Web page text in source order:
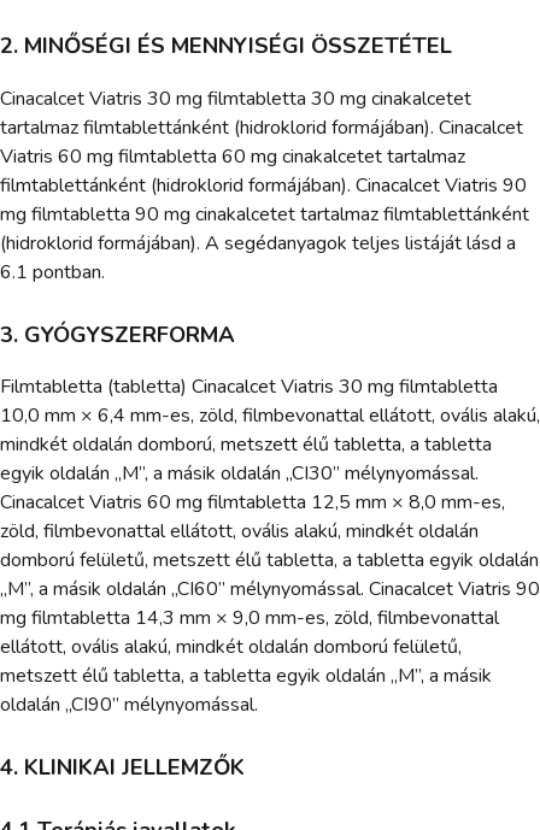
2. MINŐSÉGI ÉS MENNYISÉGI ÖSSZETÉTEL
Cinacalcet Viatris 30 mg filmtabletta 30 mg cinakalcetet
tartalmaz filmtablettánként (hidroklorid formájában). Cinacalcet
Viatris 60 mg filmtabletta 60 mg cinakalcetet tartalmaz
filmtablettánként (hidroklorid formájában). Cinacalcet Viatris 90
mg filmtabletta 90 mg cinakalcetet tartalmaz filmtablettánként
(hidroklorid formájában). A segédanyagok teljes listáját lásd a
6.1 pontban.
3. GYÓGYSZERFORMA
Filmtabletta (tabletta) Cinacalcet Viatris 30 mg filmtabletta
10,0 mm × 6,4 mm-es, zöld, filmbevonattal ellátott, ovális alakú,
mindkét oldalán domború, metszett élű tabletta, a tabletta
egyik oldalán „M”, a másik oldalán „CI30” mélynyomással.
Cinacalcet Viatris 60 mg filmtabletta 12,5 mm × 8,0 mm-es,
zöld, filmbevonattal ellátott, ovális alakú, mindkét oldalán
domború felületű, metszett élű tabletta, a tabletta egyik oldalán
„M”, a másik oldalán „CI60” mélynyomással. Cinacalcet Viatris 90
mg filmtabletta 14,3 mm × 9,0 mm-es, zöld, filmbevonattal
ellátott, ovális alakú, mindkét oldalán domború felületű,
metszett élű tabletta, a tabletta egyik oldalán „M”, a másik
oldalán „CI90” mélynyomással.
4. KLINIKAI JELLEMZŐK